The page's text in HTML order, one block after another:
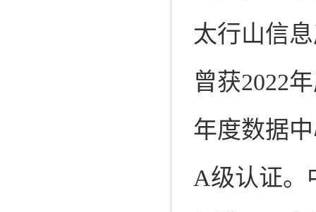
太行山信
曾获2022
年度数据
A级认证。